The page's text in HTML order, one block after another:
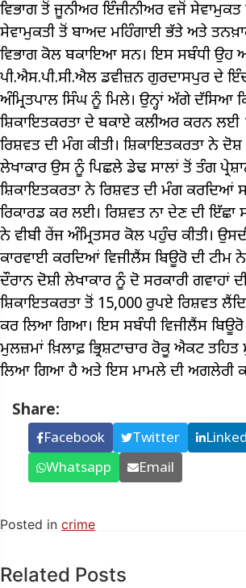
ਵਿਭਾਗ ਤੋਂ ਜੂਨੀਅਰ ਇੰਜੀਨੀਅਰ ਵਜੋਂ
ਸੇਵਾਮੁਕਤੀ ਤੋਂ ਬਾਅਦ ਮਹਿੰਗਾਈ ਭੱਤੇ ਅਤੇ
ਵਿਭਾਗ ਕੋਲ ਬਕਾਇਆ ਸਨ। ਇਸ ਸਬੰਧੀ
ਪੀ.ਐਸ.ਪੀ.ਸੀ.ਐਲ ਡਵੀਜ਼ਨ ਗੁਰਦਾਸਪੁਰ ਦੇ
ਅੰਮ੍ਰਿਤਪਾਲ ਸਿੰਘ ਨੂੰ ਮਿਲੇ। ਉਨ੍ਹਾਂ ਅੱਗੇ ਦੱਸਿਆ
ਸ਼ਿਕਾਇਤਕਰਤਾ ਦੇ ਬਕਾਏ ਕਲੀਅਰ ਕਰਨ ਲਈ
ਰਿਸ਼ਵਤ ਦੀ ਮੰਗ ਕੀਤੀ। ਸ਼ਿਕਾਇਤਕਰਤਾ ਨੇ
ਲੇਖਾਕਾਰ ਉਸ ਨੂੰ ਪਿਛਲੇ ਡੇਢ ਸਾਲਾਂ ਤੋਂ ਤੰਗ
ਸ਼ਿਕਾਇਤਕਰਤਾ ਨੇ ਰਿਸ਼ਵਤ ਦੀ ਮੰਗ ਕਰਦਿਆਂ
ਰਿਕਾਰਡ ਕਰ ਲਈ। ਰਿਸ਼ਵਤ ਨਾ ਦੇਣ ਦੀ ਇੱਛਾ
ਨੇ ਵੀਬੀ ਰੇਂਜ ਅੰਮ੍ਰਿਤਸਰ ਕੋਲ ਪਹੁੰਚ ਕੀਤੀ।
ਕਾਰਵਾਈ ਕਰਦਿਆਂ ਵਿਜੀਲੈਂਸ ਬਿਊਰੋ ਦੀ ਟੀਮ
ਦੌਰਾਨ ਦੋਸ਼ੀ ਲੇਖਾਕਾਰ ਨੂੰ ਦੋ ਸਰਕਾਰੀ ਗਵਾਹਾਂ
ਸ਼ਿਕਾਇਤਕਰਤਾ ਤੋਂ 15,000 ਰੁਪਏ ਰਿਸ਼ਵਤ
ਕਰ ਲਿਆ ਗਿਆ। ਇਸ ਸਬੰਧੀ ਵਿਜੀਲੈਂਸ ਬਿਊਰੋ
ਮੁਲਜ਼ਮਾਂ ਖ਼ਿਲਾਫ਼ ਭ੍ਰਿਸ਼ਟਾਚਾਰ ਰੋਕੂ ਐਕਟ
ਲਿਆ ਗਿਆ ਹੈ ਅਤੇ ਇਸ ਮਾਮਲੇ ਦੀ ਅਗਲੇਰੀ
Share:
Facebook Twitter
Whatsapp
Email
Posted in crime
Related Posts